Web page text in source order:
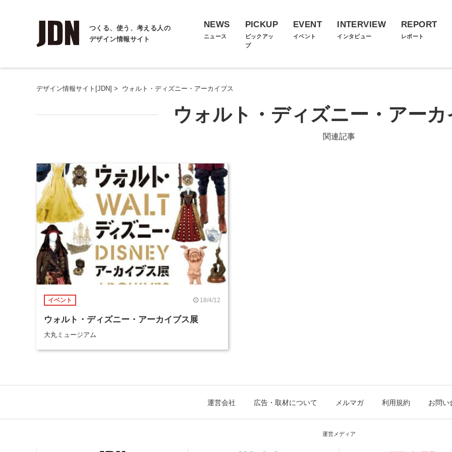
つくる、使う、考える人の
デザイン情報サイト
NEWS
ニュース
PICKUP
ピックアッ
プ
EVENT
イベント
INTERVIEW
インタビュー
REPORT
レポート
デザイン情報サイト[JDN] > ウォルト・ディズニー・アーカイブス
ウォルト・ディズニー・アー
関連記事
イベント 18/4/12
ウォルト・ディズニー・アーカイブス展
大丸ミュージアム
運営会社 広告・取材について メルマガ 利用規約 お問い
運営メディア